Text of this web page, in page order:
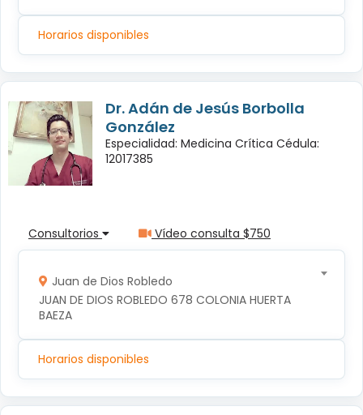
Horarios disponibles
Dr. Adán de Jesús Borbolla
González
Especialidad: Medicina Crítica Cédula:
12017385
Consultorios Vídeo consulta $750
Juan de Dios Robledo
JUAN DE DIOS ROBLEDO 678 COLONIA HUERTA
BAEZA
Horarios disponibles